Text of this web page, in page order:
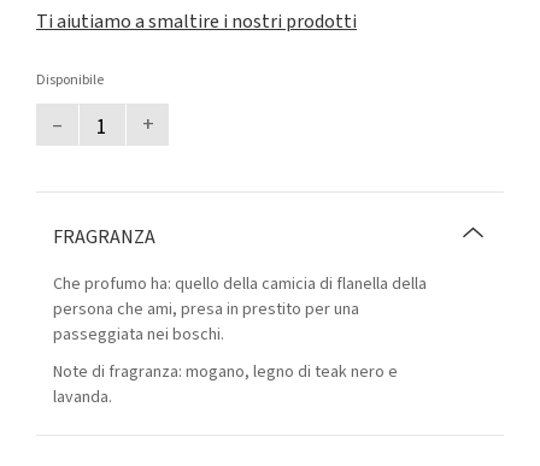
Ti aiutiamo a smaltire i nostri prodotti
Disponibile
– +
FRAGRANZA
Che profumo ha: quello della camicia di flanella della
persona che ami, presa in prestito per una
passeggiata nei boschi.
Note di fragranza: mogano, legno di teak nero e
lavanda.